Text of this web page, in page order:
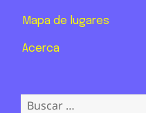
Mapa de lugares
Acerca
Buscar: